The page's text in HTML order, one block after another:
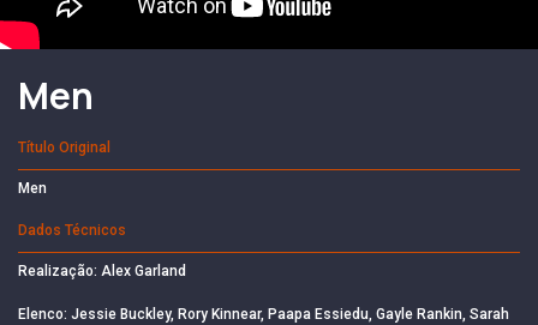
Men
Título Original
Men
Dados Técnicos
Realização: Alex Garland
Elenco: Jessie Buckley, Rory Kinnear, Paapa Essiedu, Gayle Rankin, Sarah